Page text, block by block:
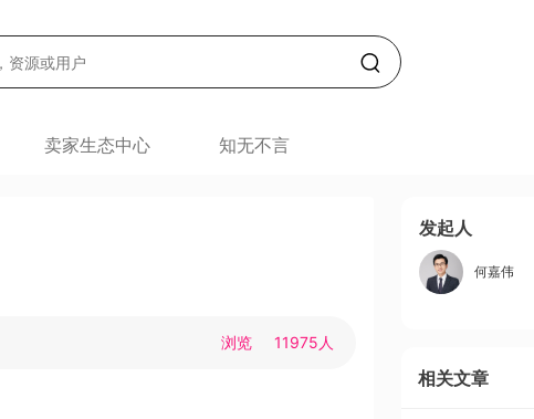
卖家生态中心 知无不言
浏览 11975人
发起人
何嘉伟
相关文章